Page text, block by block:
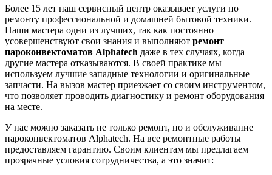
Более 15 лет наш сервисный центр оказывает услуги по
ремонту профессиональной и домашней бытовой техники.
Наши мастера одни из лучших, так как постоянно
усовершенствуют свои знания и выполняют ремонт
пароконвектоматов Alphatech даже в тех случаях, когда
другие мастера отказываются. В своей практике мы
используем лучшие западные технологии и оригинальные
запчасти. На вызов мастер приезжает со своим инструментом,
что позволяет проводить диагностику и ремонт оборудования
на месте.
У нас можно заказать не только ремонт, но и обслуживание
пароконвектоматов Alphatech. На все ремонтные работы
предоставляем гарантию. Своим клиентам мы предлагаем
прозрачные условия сотрудничества, а это значит: